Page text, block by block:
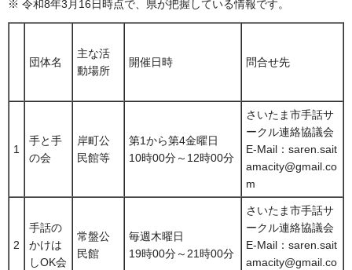
※ 令和8年3月16日時点で、県が把握している情報です。
団体名
主な活
動場所
開催日時 問合せ先
1
手と手
の会
岸町公
民館等
第1から第4金曜日
10時00分～12時00分
さいたま市手話サ
ークル連絡協議会
E-Mail：saren.sait
amacity@gmail.co
m
2
手話の
かけは
しOK会
常盤公
民館
毎週木曜日
19時00分～21時00分
さいたま市手話サ
ークル連絡協議会
E-Mail：saren.sait
amacity@gmail.co